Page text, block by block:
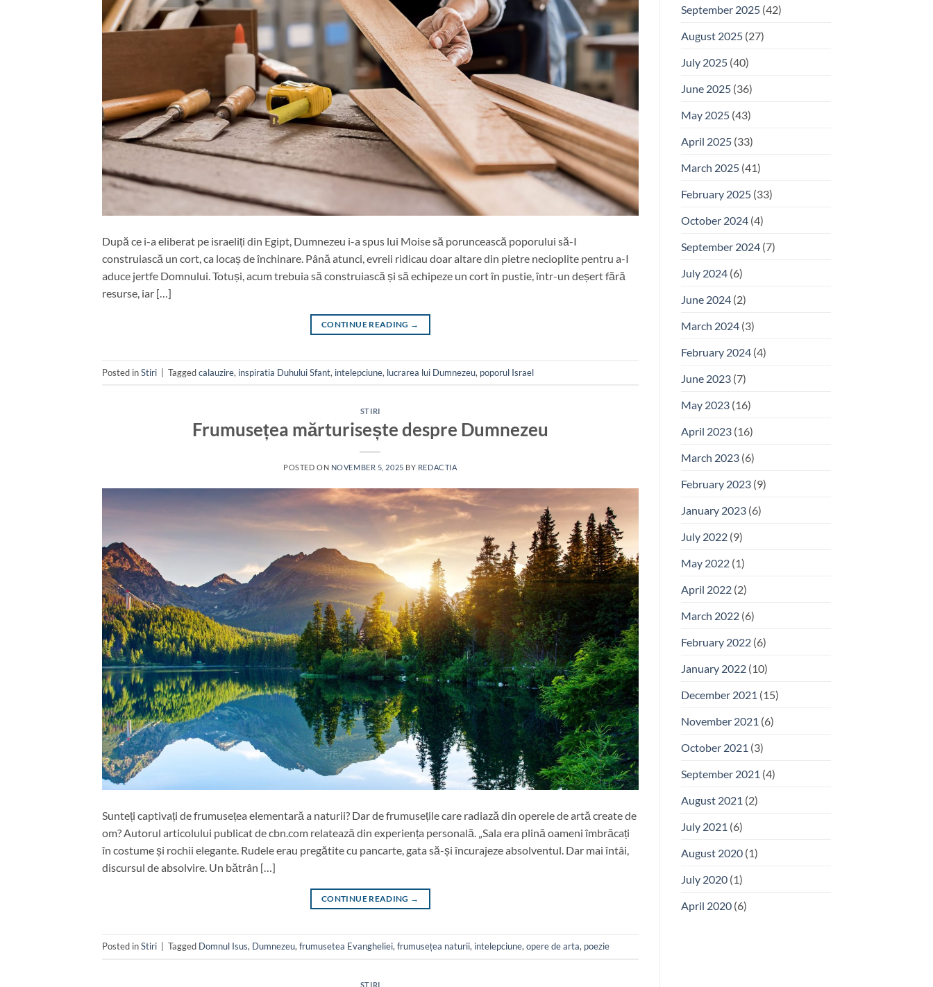
După ce i-a eliberat pe israeliți din Egipt, Dumnezeu i-a spus lui Moise să poruncească poporului să-I
construiască un cort, ca locaș de închinare. Până atunci, evreii ridicau doar altare din pietre necioplite pentru a-I
aduce jertfe Domnului. Totuși, acum trebuia să construiască și să echipeze un cort în pustie, într-un deșert fără
resurse, iar […]
CONTINUE READING →
Posted inStiri Taggedcalauzire, inspiratia Duhului Sfant, intelepciune, lucrarea lui Dumnezeu, poporul Israel
STIRI
Frumusețea mărturisește despre Dumnezeu
POSTED ON NOVEMBER 5, 2025 BY REDACTIA
Sunteți captivați de frumusețea elementară a naturii? Dar de frumusețile care radiază din operele de artă create de
om? Autorul articolului publicat de cbn.com relatează din experiența personală. „Sala era plină oameni îmbrăcați
în costume și rochii elegante. Rudele erau pregătite cu pancarte, gata să-și încurajeze absolventul. Dar mai întâi,
discursul de absolvire. Un bătrân […]
CONTINUE READING →
Posted inStiri Tagged Domnul Isus, Dumnezeu,frumusetea Evangheliei,frumusețea naturii, intelepciune,opere de arta, poezie
STIRI
September 2025(42)
August 2025(27)
July 2025(40)
June 2025(36)
May 2025(43)
April 2025(33)
March 2025(41)
February 2025(33)
October 2024(4)
September 2024(7)
July 2024(6)
June 2024(2)
March 2024(3)
February 2024(4)
June 2023(7)
May 2023(16)
April 2023(16)
March 2023(6)
February 2023(9)
January 2023(6)
July 2022(9)
May 2022(1)
April 2022(2)
March 2022(6)
February 2022(6)
January 2022(10)
December 2021 (15)
November 2021 (6)
October 2021 (3)
September 2021 (4)
August 2021 (2)
July 2021 (6)
August 2020(1)
July 2020(1)
April 2020(6)